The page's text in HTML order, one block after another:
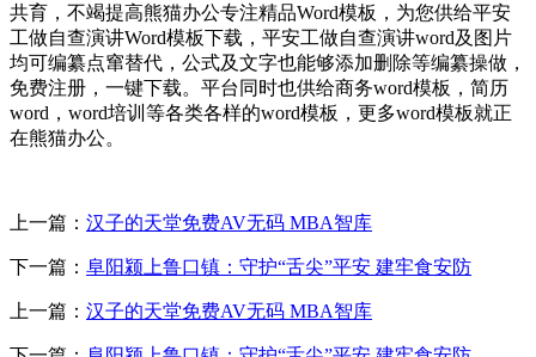
共育，不竭提高熊猫办公专注精品Word模板，为您供给平安
工做自查演讲Word模板下载，平安工做自查演讲word及图片
均可编纂点窜替代，公式及文字也能够添加删除等编纂操做，
免费注册，一键下载。平台同时也供给商务word模板，简历
word，word培训等各类各样的word模板，更多word模板就正
在熊猫办公。
上一篇： 汉子的天堂免费AV无码 MBA智库
下一篇： 阜阳颍上鲁口镇：守护“舌尖”平安 建牢食安防
上一篇： 汉子的天堂免费AV无码 MBA智库